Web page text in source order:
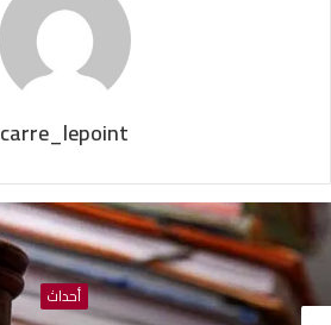
carre_lepoint
أحداث